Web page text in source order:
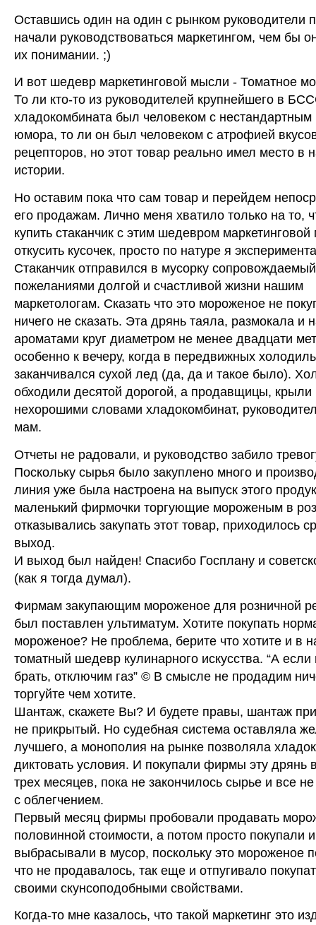
Оставшись один на один с рынком руководители
начали руководствоваться маркетингом, чем бы
их понимании. ;)
И вот шедевр маркетинговой мысли - Томатное
То ли кто-то из руководителей крупнейшего в
хладокомбината был человеком с нестандартным
юмора, то ли он был человеком с атрофией
рецепторов, но этот товар реально имел место в
истории.
Но оставим пока что сам товар и перейдем
его продажам. Лично меня хватило только на то,
купить стаканчик с этим шедевром
откусить кусочек, просто по натуре я
Стаканчик отправился в мусорку сопровождаемый
пожеланиями долгой и счастливой жизни нашим
маркетологам. Сказать что это мороженое не
ничего не сказать. Эта дрянь таяла, размокала и
ароматами круг диаметром не менее двадцати
особенно к вечеру, когда в передвижных
заканчивался сухой лед (да, да и такое было).
обходили десятой дорогой, а продавщицы, крыли
нехорошими словами хладокомбинат,
мам.
Отчеты не радовали, и руководство забило
Поскольку сырья было закуплено много и
линия уже была настроена на выпуск этого
маленький фирмочки торгующие мороженым в
отказывались закупать этот товар, приходилось
выход.
И выход был найден! Спасибо Госплану и
(как я тогда думал).
Фирмам закупающим мороженое для розничной
был поставлен ультиматум. Хотите покупать
мороженое? Не проблема, берите что хотите и в
томатный шедевр кулинарного искусства. “А если
брать, отключим газ” © В смысле не продадим
торгуйте чем хотите.
Шантаж, скажете Вы? И будете правы, шантаж
не прикрытый. Но судебная система оставляла
лучшего, а монополия на рынке позволяла
диктовать условия. И покупали фирмы эту дрянь
трех месяцев, пока не закончилось сырье и все
с облегчением.
Первый месяц фирмы пробовали продавать
половинной стоимости, а потом просто покупали
выбрасывали в мусор, поскольку это мороженое
что не продавалось, так еще и отпугивало
своими скунсоподобными свойствами.
Когда-то мне казалось, что такой маркетинг это